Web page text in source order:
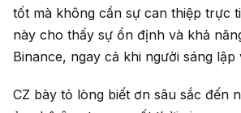
tốt mà không cần sự can thiệp trực
này cho thấy sự ổn định và khả
Binance, ngay cả khi người sáng lập
CZ bày tỏ lòng biết ơn sâu sắc đến